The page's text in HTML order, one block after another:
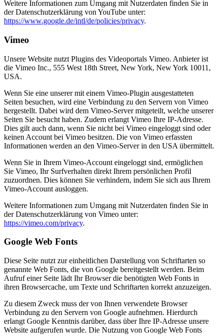
Weitere Informationen zum Umgang mit Nutzerdaten finden Sie in
der Datenschutzerklärung von YouTube unter:
https://www.google.de/intl/de/policies/privacy.
Vimeo
Unsere Website nutzt Plugins des Videoportals Vimeo. Anbieter ist
die Vimeo Inc., 555 West 18th Street, New York, New York 10011,
USA.
Wenn Sie eine unserer mit einem Vimeo-Plugin ausgestatteten
Seiten besuchen, wird eine Verbindung zu den Servern von Vimeo
hergestellt. Dabei wird dem Vimeo-Server mitgeteilt, welche unserer
Seiten Sie besucht haben. Zudem erlangt Vimeo Ihre IP-Adresse.
Dies gilt auch dann, wenn Sie nicht bei Vimeo eingeloggt sind oder
keinen Account bei Vimeo besitzen. Die von Vimeo erfassten
Informationen werden an den Vimeo-Server in den USA übermittelt.
Wenn Sie in Ihrem Vimeo-Account eingeloggt sind, ermöglichen
Sie Vimeo, Ihr Surfverhalten direkt Ihrem persönlichen Profil
zuzuordnen. Dies können Sie verhindern, indem Sie sich aus Ihrem
Vimeo-Account ausloggen.
Weitere Informationen zum Umgang mit Nutzerdaten finden Sie in
der Datenschutzerklärung von Vimeo unter:
https://vimeo.com/privacy.
Google Web Fonts
Diese Seite nutzt zur einheitlichen Darstellung von Schriftarten so
genannte Web Fonts, die von Google bereitgestellt werden. Beim
Aufruf einer Seite lädt Ihr Browser die benötigten Web Fonts in
ihren Browsercache, um Texte und Schriftarten korrekt anzuzeigen.
Zu diesem Zweck muss der von Ihnen verwendete Browser
Verbindung zu den Servern von Google aufnehmen. Hierdurch
erlangt Google Kenntnis darüber, dass über Ihre IP-Adresse unsere
Website aufgerufen wurde. Die Nutzung von Google Web Fonts